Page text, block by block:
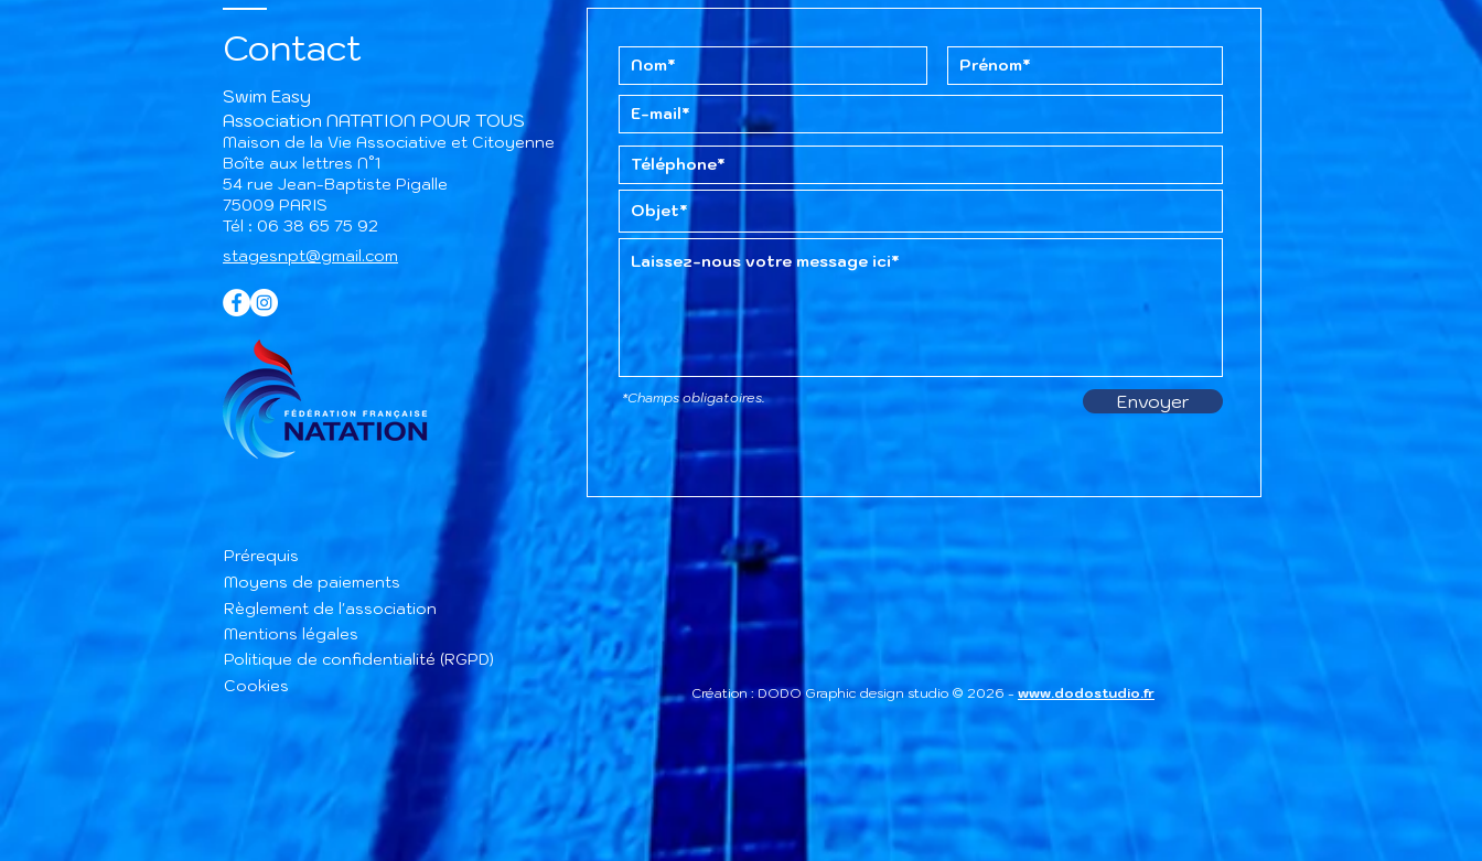
Contact
Swim Easy
Association NATATION POUR TOUS
Maison de la Vie Associative et Citoyenne
Boîte aux lettres N°1
54 rue Jean-Baptiste Pigalle
75009 PARIS​
Tél : 06 38 65 75 92
stagesnpt@gmail.com
*Champs obligatoires. Envoyer
Prérequis
Moyens de paiements
Règlement de l'association
Mentions légales
Politique de confidentialité (RGPD)
Cookies
Création : DODO Graphic design studio © 2026 - www.dodostudio.fr